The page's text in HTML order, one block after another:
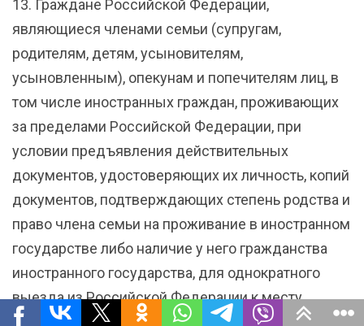
13. Граждане Российской Федерации,
являющиеся членами семьи (супругам,
родителям, детям, усыновителям,
усыновленным), опекунам и попечителям лиц, в
том числе иностранных граждан, проживающих
за пределами Российской Федерации, при
условии предъявления действительных
документов, удостоверяющих их личность, копий
документов, подтверждающих степень родства и
право члена семьи на проживание в иностранном
государстве либо наличие у него гражданства
иностранного государства, для однократного
выезда из Российской Федерации к месту
проживания членов семьи.